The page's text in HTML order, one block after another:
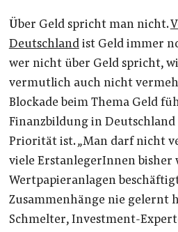
Über Geld spricht man nicht.
Deutschlandist Geld immer
wer nicht über Geld spricht,
vermutlich auch nicht
Blockade beim Thema Geld
Finanzbildung in
Priorität ist. „Man darf nicht
viele ErstanlegerInnen bisher
Wertpapieranlagen
Zusammenhänge nie gelernt
Schmelter, Investment-